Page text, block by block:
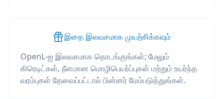
இதை இலவசமாக முயற்சிக்கவும்
OpenL-ஐ இலவசமாக தொடங்குங்கள்; மேலும்
கிரெடிட்கள், நீளமான மொழிபெயர்ப்புகள் மற்றும் உயர்ந்த
வரம்புகள் தேவைப்பட்டால் பின்னர் மேம்படுத்துங்கள்.